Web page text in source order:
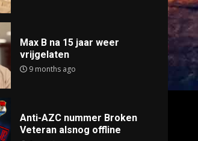
Max B na 15 jaar weer
vrijgelaten
9 months ago
Anti-AZC nummer Broken
Veteran alsnog offline